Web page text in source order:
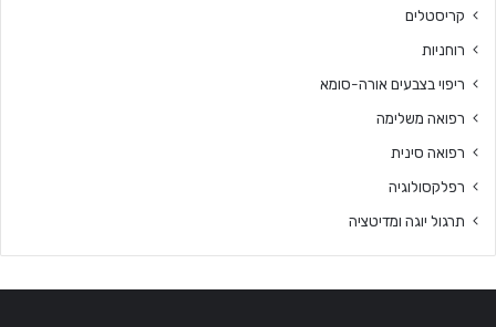
קריסטלים
רוחניות
ריפוי בצבעים אורה-סומא
רפואה משלימה
רפואה סינית
רפלקסולוגיה
תרגול יוגה ומדיטציה